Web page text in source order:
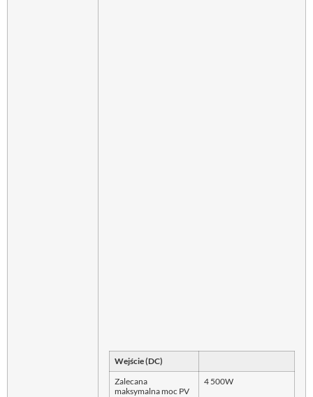
Wejście (DC)
Zalecana
maksymalna moc PV
4 500W